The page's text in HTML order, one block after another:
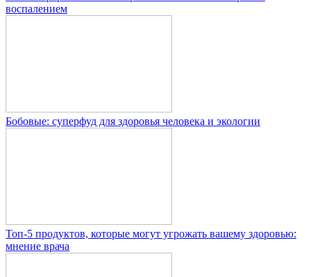
воспалением
Бобовые: суперфуд для здоровья человека и экологии
Топ-5 продуктов, которые могут угрожать вашему здоровью:
мнение врача